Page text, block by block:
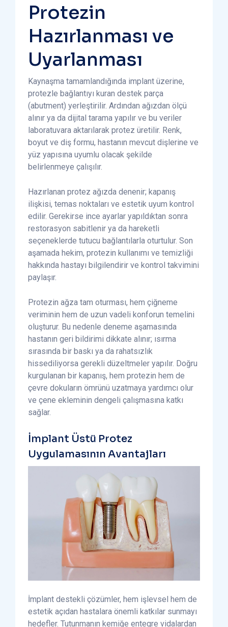
Protezin
Hazırlanması ve
Uyarlanması
Kaynaşma tamamlandığında implant üzerine,
protezle bağlantıyı kuran destek parça
(abutment) yerleştirilir. Ardından ağızdan ölçü
alınır ya da dijital tarama yapılır ve bu veriler
laboratuvara aktarılarak protez üretilir. Renk,
boyut ve diş formu, hastanın mevcut dişlerine ve
yüz yapısına uyumlu olacak şekilde
belirlenmeye çalışılır.
Hazırlanan protez ağızda denenir; kapanış
ilişkisi, temas noktaları ve estetik uyum kontrol
edilir. Gerekirse ince ayarlar yapıldıktan sonra
restorasyon sabitlenir ya da hareketli
seçeneklerde tutucu bağlantılarla oturtulur. Son
aşamada hekim, protezin kullanımı ve temizliği
hakkında hastayı bilgilendirir ve kontrol takvimini
paylaşır.
Protezin ağza tam oturması, hem çiğneme
veriminin hem de uzun vadeli konforun temelini
oluşturur. Bu nedenle deneme aşamasında
hastanın geri bildirimi dikkate alınır; ısırma
sırasında bir baskı ya da rahatsızlık
hissediliyorsa gerekli düzeltmeler yapılır. Doğru
kurgulanan bir kapanış, hem protezin hem de
çevre dokuların ömrünü uzatmaya yardımcı olur
ve çene ekleminin dengeli çalışmasına katkı
sağlar.
İmplant Üstü Protez
Uygulamasının Avantajları
İmplant destekli çözümler, hem işlevsel hem de
estetik açıdan hastalara önemli katkılar sunmayı
hedefler. Tutunmanın kemiğe entegre vidalardan